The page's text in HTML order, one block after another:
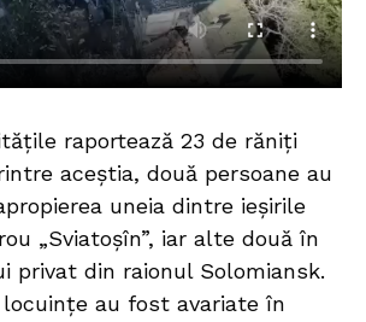
raportează 23 de răniți
aceștia, două persoane au
uneia dintre ieșirile
„Sviatoșîn”, iar alte două în
privat din raionul Solomiansk.
locuințe au fost avariate în